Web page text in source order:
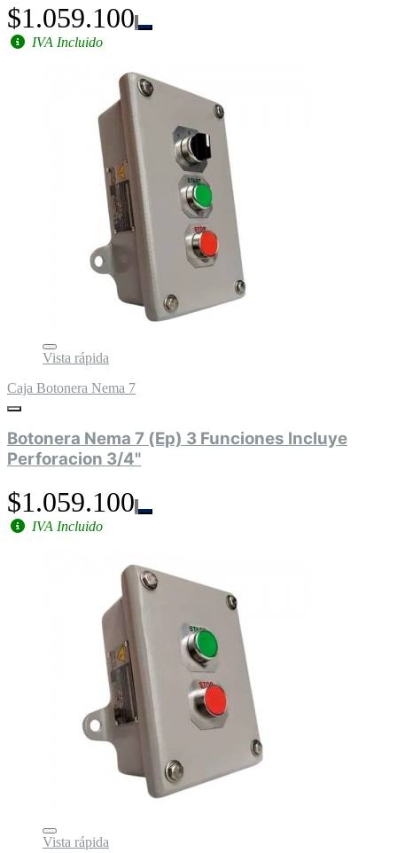
$1.059.100
IVA Incluido
Vista rápida
Caja Botonera Nema 7
Botonera Nema 7 (Ep) 3 Funciones Incluye
Perforacion 3/4"
$1.059.100
IVA Incluido
Vista rápida